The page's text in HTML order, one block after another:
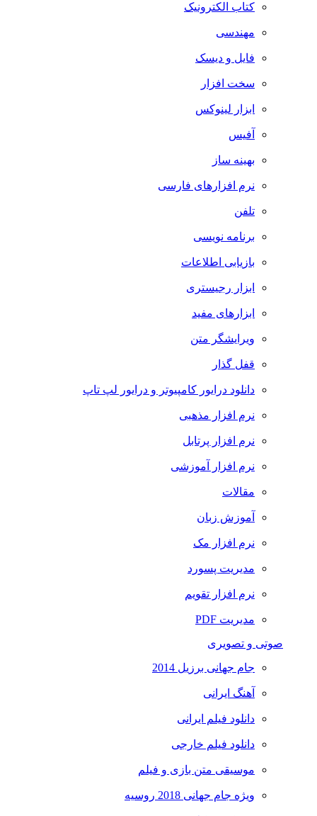
کتاب الکترونیک
مهندسی
فایل و دیسک
سخت افزار
ابزار لینوکس
آفیس
بهینه ساز
نرم افزارهای فارسی
تلفن
برنامه نویسی
بازیابی اطلاعات
ابزار رجیستری
ابزارهای مفید
ویرایشگر متن
قفل گذار
دانلود درایور کامپیوتر و درایور لپ تاپ
نرم افزار مذهبی
نرم افزار پرتابل
نرم افزار آموزشی
مقالات
آموزش زبان
نرم افزار مک
مدیریت پسورد
نرم افزار تقویم
مدیریت PDF
صوتی و تصویری
جام جهانی برزیل 2014
آهنگ ایرانی
دانلود فیلم ایرانی
دانلود فیلم خارجی
موسیقی متن بازی و فیلم
ویژه جام جهانی 2018 روسیه